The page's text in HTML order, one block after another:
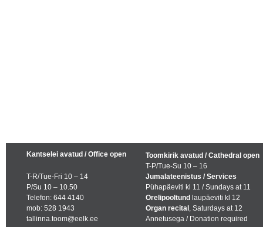
Kantselei avatud / Office open
T-R/Tue-Fri 10 – 14
P/Su 10 – 10.50
Telefon: 644 4140
mob: 528 1943
tallinna.toom@eelk.ee
Toomkirik avatud / Cathedral open
T-P/Tue-Su 10 – 16
Jumalateenistus / Services
Pühapäeviti kl 11 / Sundays at 11
Orelipooltund laupäeviti kl 12
Organ recital , Saturdays at 12
Annetusega / Donation required